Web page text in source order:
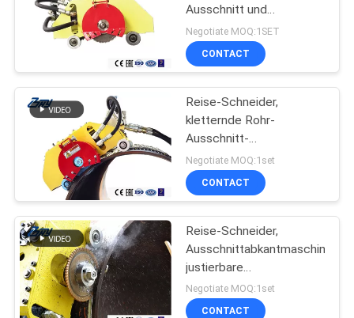
Ausschnitt und
Abkantmaschine für
großer Durchmesser-
Rohr-Schneider
Negotiate MOQ:1SET
CONTACT
Reise-Schneider,
kletternde Rohr-
Ausschnitt-
Abkantmaschine,
justierbare
Geschwindigkeit,
Gleitschutzketten-
Antrieb
Negotiate MOQ:1set
CONTACT
Reise-Schneider,
Ausschnittabkantmaschine,
justierbare
Geschwindigkeit,
Edelstahlkette
Negotiate MOQ:1set
CONTACT